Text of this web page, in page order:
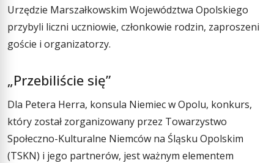
Urzędzie Marszałkowskim Województwa Opolskiego
przybyli liczni uczniowie, członkowie rodzin, zaproszeni
goście i organizatorzy.
„Przebiliście się”
Dla Petera Herra, konsula Niemiec w Opolu, konkurs,
który został zorganizowany przez Towarzystwo
Społeczno-Kulturalne Niemców na Śląsku Opolskim
(TSKN) i jego partnerów, jest ważnym elementem